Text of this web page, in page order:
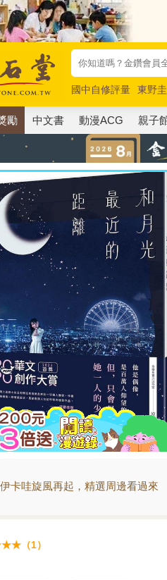
國中自修評量 東野
唯紅花綻放
奧德賽
勵 中文書 動漫ACG 親子
卡哇旋風再起，精選周邊看過來
（1）